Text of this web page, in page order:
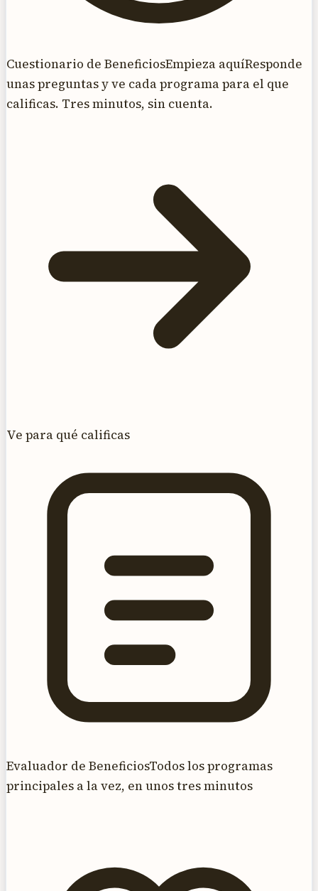
Cuestionario de BeneficiosEmpieza aquíResponde
unas preguntas y ve cada programa para el que
calificas. Tres minutos, sin cuenta.
Ve para qué calificas
Evaluador de BeneficiosTodos los programas
principales a la vez, en unos tres minutos